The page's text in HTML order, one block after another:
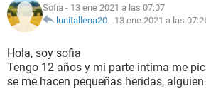
NUTRICIÓN
BIENESTAR
Sofia - 13 ene 2021 a las 07:07
lunitallena20 - 13 ene 2021 a las
Hola, soy sofia
Tengo 12 años y mi parte intima me
se me hacen pequeñas heridas, alguien